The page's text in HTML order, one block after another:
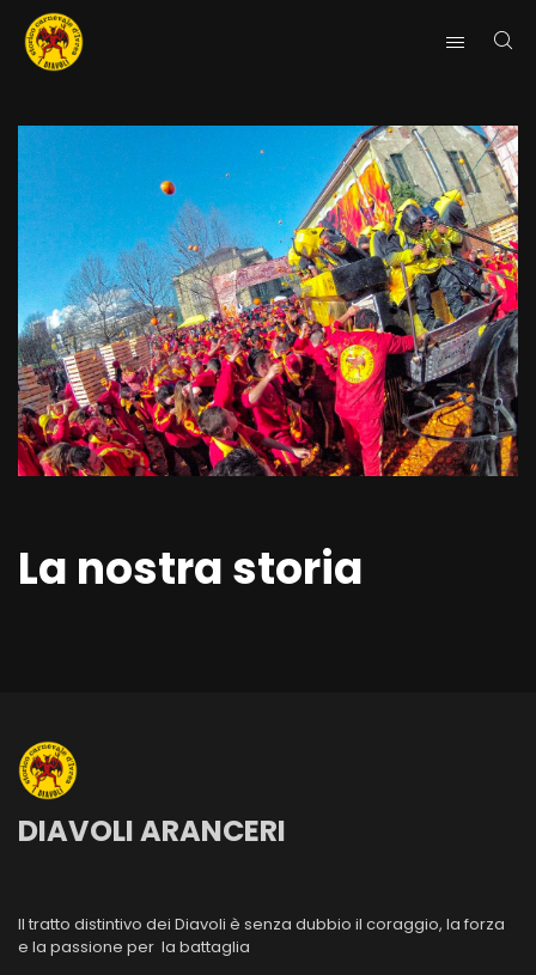
La nostra storia
DIAVOLI ARANCERI
Il tratto distintivo dei Diavoli è senza dubbio il coraggio, la forza
e la passione per la battaglia